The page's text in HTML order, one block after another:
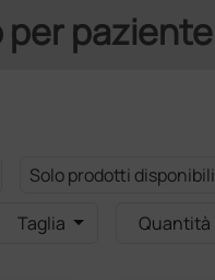
per paziente
Solo prodotti disponibili
Taglia Quantità